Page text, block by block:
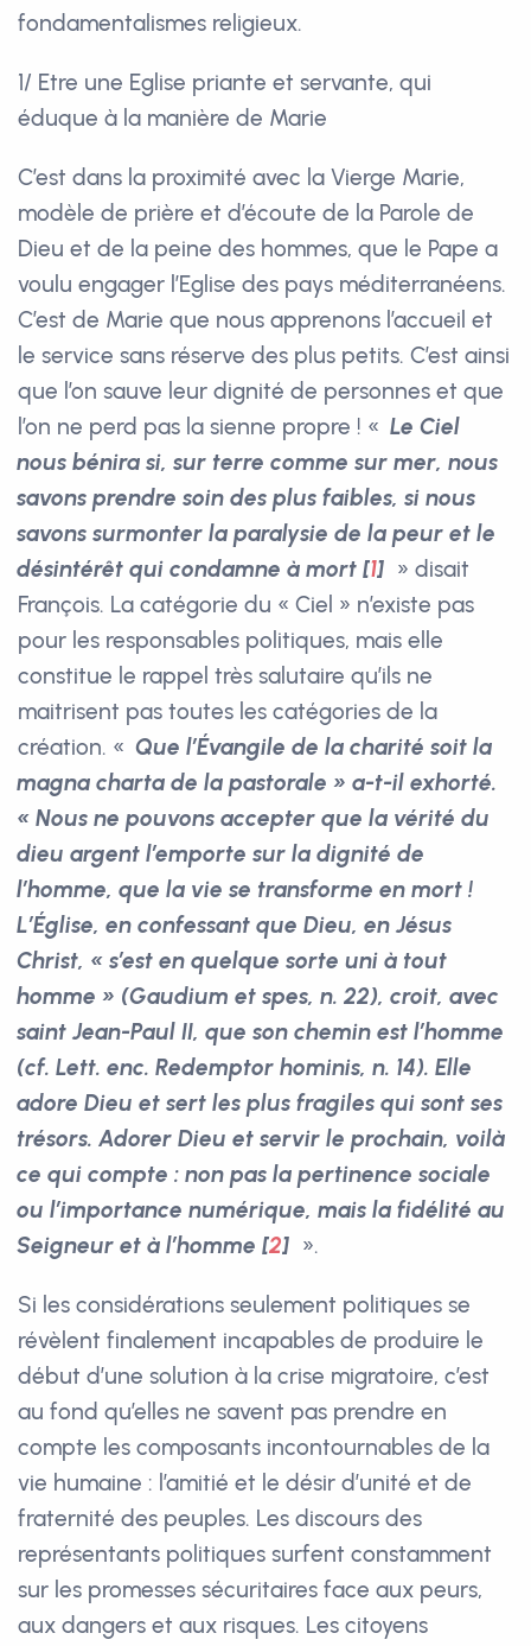
fondamentalismes religieux.
1/ Etre une Eglise priante et servante, qui
éduque à la manière de Marie
C’est dans la proximité avec la Vierge Marie,
modèle de prière et d’écoute de la Parole de
Dieu et de la peine des hommes, que le Pape a
voulu engager l’Eglise des pays méditerranéens.
C’est de Marie que nous apprenons l’accueil et
le service sans réserve des plus petits. C’est ainsi
que l’on sauve leur dignité de personnes et que
l’on ne perd pas la sienne propre ! « Le Ciel
nous bénira si, sur terre comme sur mer, nous
savons prendre soin des plus faibles, si nous
savons surmonter la paralysie de la peur et le
désintérêt qui condamne à mort [1] » disait
François. La catégorie du « Ciel » n’existe pas
pour les responsables politiques, mais elle
constitue le rappel très salutaire qu’ils ne
maitrisent pas toutes les catégories de la
création. « Que l’Évangile de la charité soit la
magna charta de la pastorale » a-t-il exhorté.
« Nous ne pouvons accepter que la vérité du
dieu argent l’emporte sur la dignité de
l’homme, que la vie se transforme en mort !
L’Église, en confessant que Dieu, en Jésus
Christ, « s’est en quelque sorte uni à tout
homme » (Gaudium et spes, n. 22), croit, avec
saint Jean-Paul II, que son chemin est l’homme
(cf. Lett. enc. Redemptor hominis, n. 14). Elle
adore Dieu et sert les plus fragiles qui sont ses
trésors. Adorer Dieu et servir le prochain, voilà
ce qui compte : non pas la pertinence sociale
ou l’importance numérique, mais la fidélité au
Seigneur et à l’homme [2] ».
Si les considérations seulement politiques se
révèlent finalement incapables de produire le
début d’une solution à la crise migratoire, c’est
au fond qu’elles ne savent pas prendre en
compte les composants incontournables de la
vie humaine : l’amitié et le désir d’unité et de
fraternité des peuples. Les discours des
représentants politiques surfent constamment
sur les promesses sécuritaires face aux peurs,
aux dangers et aux risques. Les citoyens